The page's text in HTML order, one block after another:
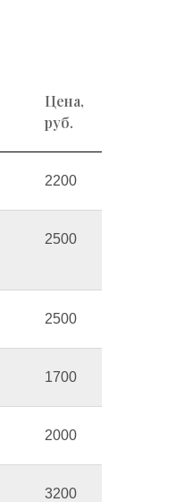
Цена,
руб.
2200
2500
2500
1700
2000
3200